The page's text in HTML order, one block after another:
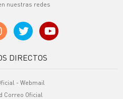
nuestras redes
DIRECTOS
- Webmail
Correo Oficial